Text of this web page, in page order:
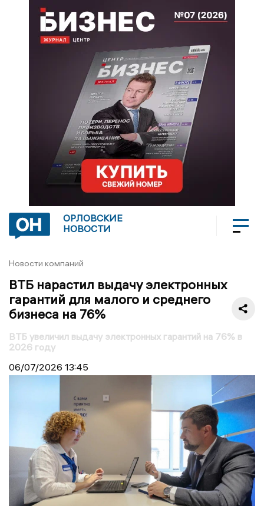
ОРЛОВСКИЕ
НОВОСТИ
Новости компаний
ВТБ нарастил выдачу электронных
гарантий для малого и среднего
бизнеса на 76%
ВТБ увеличил выдачу электронных гарантий на 76% в
2026 году
06/07/2026 13:45